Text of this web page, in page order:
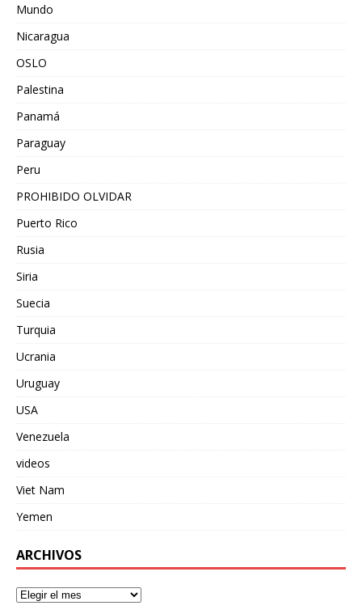
Mundo
Nicaragua
OSLO
Palestina
Panamá
Paraguay
Peru
PROHIBIDO OLVIDAR
Puerto Rico
Rusia
Siria
Suecia
Turquia
Ucrania
Uruguay
USA
Venezuela
videos
Viet Nam
Yemen
ARCHIVOS